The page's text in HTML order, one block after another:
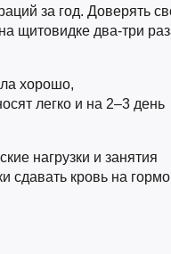
за год. Доверять
щитовидке два-три
хорошо,
легко и на 2–3 день
нагрузки и занятия
сдавать кровь на